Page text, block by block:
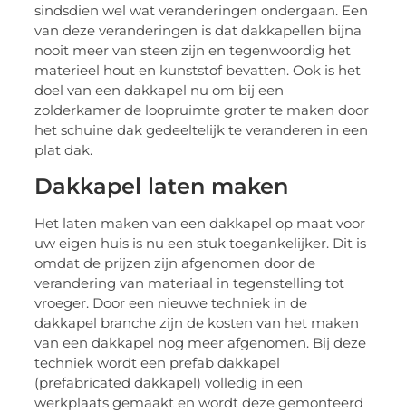
sindsdien wel wat veranderingen ondergaan. Een
van deze veranderingen is dat dakkapellen bijna
nooit meer van steen zijn en tegenwoordig het
materieel hout en kunststof bevatten. Ook is het
doel van een dakkapel nu om bij een
zolderkamer de loopruimte groter te maken door
het schuine dak gedeeltelijk te veranderen in een
plat dak.
Dakkapel laten maken
Het laten maken van een dakkapel op maat voor
uw eigen huis is nu een stuk toegankelijker. Dit is
omdat de prijzen zijn afgenomen door de
verandering van materiaal in tegenstelling tot
vroeger. Door een nieuwe techniek in de
dakkapel branche zijn de kosten van het maken
van een dakkapel nog meer afgenomen. Bij deze
techniek wordt een prefab dakkapel
(prefabricated dakkapel) volledig in een
werkplaats gemaakt en wordt deze gemonteerd